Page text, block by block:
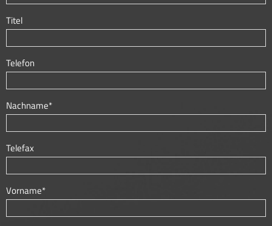
Titel
Telefon
Nachname*
Telefax
Vorname*